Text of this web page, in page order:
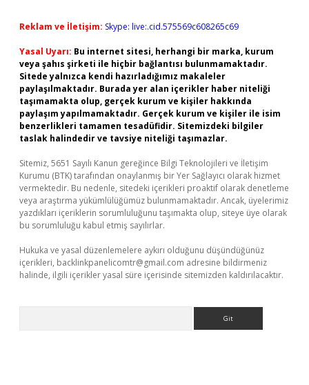
Reklam ve İletişim: Skype: live:.cid.575569c608265c69
Yasal Uyarı: Bu internet sitesi, herhangi bir marka, kurum
veya şahıs şirketi ile hiçbir bağlantısı bulunmamaktadır.
Sitede yalnızca kendi hazırladığımız makaleler
paylaşılmaktadır. Burada yer alan içerikler haber niteliği
taşımamakta olup, gerçek kurum ve kişiler hakkında
paylaşım yapılmamaktadır. Gerçek kurum ve kişiler ile isim
benzerlikleri tamamen tesadüfidir. Sitemizdeki bilgiler
taslak halindedir ve tavsiye niteliği taşımazlar.
Sitemiz, 5651 Sayılı Kanun gereğince Bilgi Teknolojileri ve İletişim
Kurumu (BTK) tarafından onaylanmış bir Yer Sağlayıcı olarak hizmet
vermektedir. Bu nedenle, sitedeki içerikleri proaktif olarak denetleme
veya araştırma yükümlülüğümüz bulunmamaktadır. Ancak, üyelerimiz
yazdıkları içeriklerin sorumluluğunu taşımakta olup, siteye üye olarak
bu sorumluluğu kabul etmiş sayılırlar.
Hukuka ve yasal düzenlemelere aykırı olduğunu düşündüğünüz
içerikleri, backlinkpanelicomtr@gmail.com adresine bildirmeniz
halinde, ilgili içerikler yasal süre içerisinde sitemizden kaldırılacaktır.